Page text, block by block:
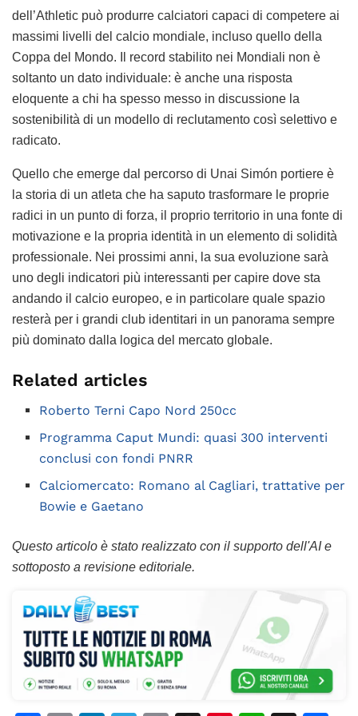
dell’Athletic può produrre calciatori capaci di competere ai
massimi livelli del calcio mondiale, incluso quello della
Coppa del Mondo. Il record stabilito nei Mondiali non è
soltanto un dato individuale: è anche una risposta
eloquente a chi ha spesso messo in discussione la
sostenibilità di un modello di reclutamento così selettivo e
radicato.
Quello che emerge dal percorso di Unai Simón portiere è
la storia di un atleta che ha saputo trasformare le proprie
radici in un punto di forza, il proprio territorio in una fonte di
motivazione e la propria identità in un elemento di solidità
professionale. Nei prossimi anni, la sua evoluzione sarà
uno degli indicatori più interessanti per capire dove sta
andando il calcio europeo, e in particolare quale spazio
resterà per i grandi club identitari in un panorama sempre
più dominato dalla logica del mercato globale.
Related articles
Roberto Terni Capo Nord 250cc
Programma Caput Mundi: quasi 300 interventi
conclusi con fondi PNRR
Calciomercato: Romano al Cagliari, trattative per
Bowie e Gaetano
Questo articolo è stato realizzato con il supporto dell'AI e
sottoposto a revisione editoriale.